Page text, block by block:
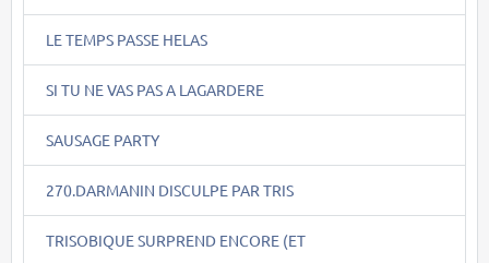
LE TEMPS PASSE HELAS
SI TU NE VAS PAS A LAGARDERE
SAUSAGE PARTY
270.DARMANIN DISCULPE PAR TRIS
TRISOBIQUE SURPREND ENCORE (ET